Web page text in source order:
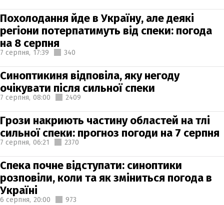
Похолодання йде в Україну, але деякі
регіони потерпатимуть від спеки: погода
на 8 серпня
7 серпня, 17:39 340
Синоптикиня відповіла, яку негоду
очікувати після сильної спеки
7 серпня, 08:00 2409
Грози накриють частину областей на тлі
сильної спеки: прогноз погоди на 7 серпня
7 серпня, 06:21 2370
Спека почне відступати: синоптики
розповіли, коли та як зміниться погода в
Україні
6 серпня, 20:00 973